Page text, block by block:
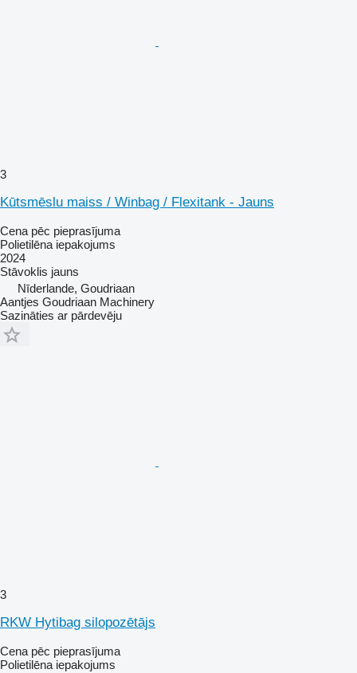
3
Kūtsmēslu maiss / Winbag / Flexitank - Jauns
Cena pēc pieprasījuma
Polietilēna iepakojums
2024
Stāvoklis jauns
Nīderlande, Goudriaan
Aantjes Goudriaan Machinery
Sazināties ar pārdevēju
3
RKW Hytibag silopozētājs
Cena pēc pieprasījuma
Polietilēna iepakojums